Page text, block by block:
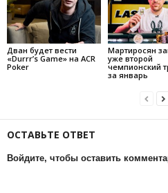
Дван будет вести
«Durrr’s Game» на ACR
Poker
Мартиросян
уже второй
чемпионский
за январь
ОСТАВЬТЕ ОТВЕТ
Войдите, чтобы оставить